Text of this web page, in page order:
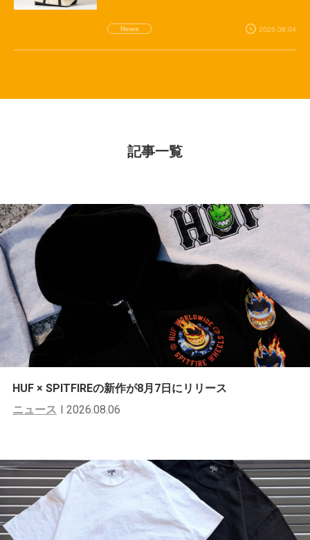
News 2026.08.04
記事一覧
HUF × SPITFIREの新作が8月7日にリリース
ニュース
2026.08.06